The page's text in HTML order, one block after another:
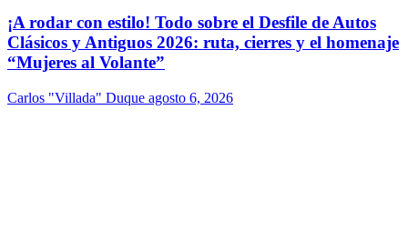
¡A rodar con estilo! Todo sobre el Desfile de Autos
Clásicos y Antiguos 2026: ruta, cierres y el homenaje
“Mujeres al Volante”
Carlos "Villada" Duque agosto 6, 2026